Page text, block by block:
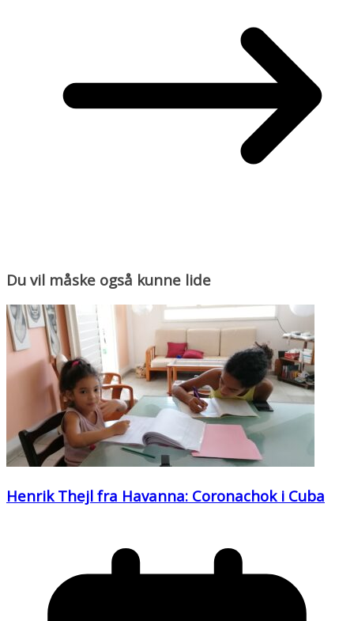
Du vil måske også kunne lide
Henrik Thejl fra Havanna: Coronachok i Cuba